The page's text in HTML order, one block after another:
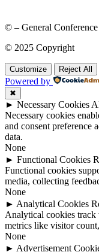
© – General
© 2025 Copyright
Customize Reject All
Powered by
✖
► Necessary Cookies
Necessary cookies
and consent preference
data.
None
► Functional Cookies
Functional cookies
media, collecting
None
► Analytical Cookies
Analytical cookies
metrics like visitor
None
► Advertisement